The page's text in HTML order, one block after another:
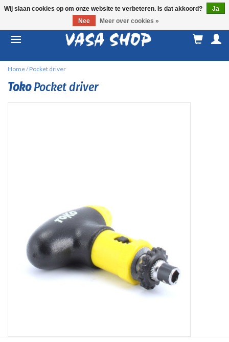
Home/Pocket driver
TokoPocket driver
Wij slaan cookies op om onze website te verbeteren. Is dat akkoord?
Ja
Nee
Meer over cookies »